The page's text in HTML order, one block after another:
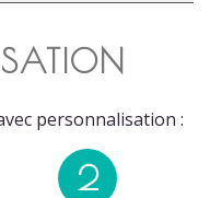
personnalisation :
2